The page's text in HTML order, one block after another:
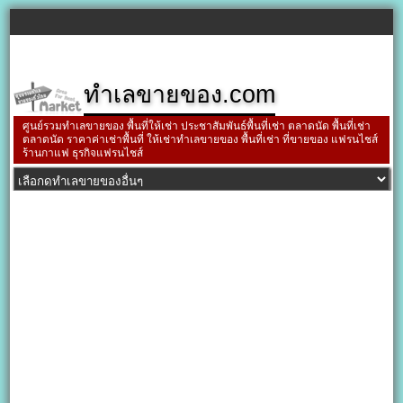
ทำเลขายของ.com
ศูนย์รวมทำเลขายของ พื้นที่ให้เช่า ประชาสัมพันธ์พื้นที่เช่า ตลาดนัด พื้นที่เช่า
ตลาดนัด ราคาค่าเช่าพื้นที่ ให้เช่าทำเลขายของ พื้นที่เช่า ที่ขายของ แฟรนไชส์
ร้านกาแฟ ธุรกิจแฟรนไชส์